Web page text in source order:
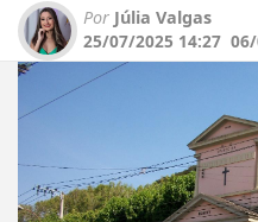
Por Júlia Valgas
25/07/2025 14:27